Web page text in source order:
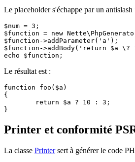
Le placeholder s'échappe par un antislash
$num = 3;
$function = new
$function->addParameter('a');
$function->addBody('return $a
Le résultat est :
function foo($a)
{
Printer et conformité
La classe Printersert à générer le code